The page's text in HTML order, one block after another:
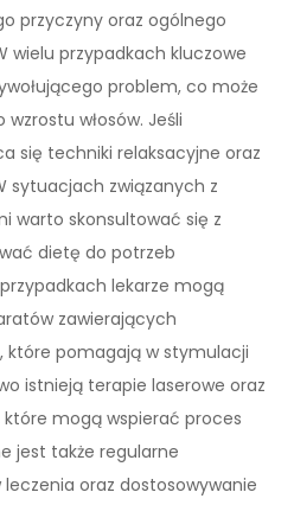
przyczyny oraz ogólnego
wielu przypadkach kluczowe
problem, co może
włosów. Jeśli
się techniki relaksacyjne oraz
sytuacjach związanych z
warto skonsultować się z
dietę do potrzeb
lekarze mogą
zawierających
które pomagają w stymulacji
istnieją terapie laserowe oraz
które mogą wspierać proces
jest także regularne
oraz dostosowywanie